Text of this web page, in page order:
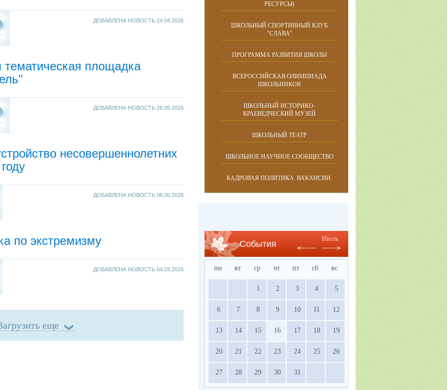
ДОБАВЛЕНА НОВОСТЬ 24.04.2026
тематическая площадка
ДОБАВЛЕНА НОВОСТЬ 26.05.2026
несовершеннолетних
ДОБАВЛЕНА НОВОСТЬ 06.05.2026
по экстремизму
ДОБАВЛЕНА НОВОСТЬ 04.03.2026
еще
РЕСУРСЫ)
ШКОЛЬНЫЙ СПОРТИВНЫЙ КЛУБ
"СЛАВА"
ПРОГРАММА РАЗВИТИЯ ШКОЛЫ
ВСЕРОССИЙСКАЯ ОЛИМПИАДА
ШКОЛЬНИКОВ
ШКОЛЬНЫЙ ИСТОРИКО-
КРАЕВЕДЧЕСКИЙ МУЗЕЙ
ШКОЛЬНЫЙ ТЕАТР
ШКОЛЬНОЕ НАУЧНОЕ СООБЩЕСТВО
КАДРОВАЯ ПОЛИТИКА. ВАКАНСИИ.
События
Июль
пн вт ср чт пт сб вс
1 2 3 4 5
6 7 8 9 10 11 12
13 14 15 16 17 18 19
20 21 22 23 24 25 26
27 28 29 30 31